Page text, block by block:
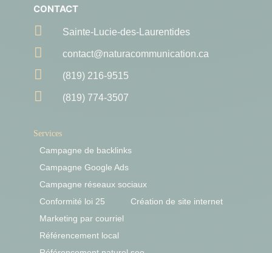
CONTACT
 Sainte-Lucie-des-Laurentides
 contact@naturacommunication.ca
 (819) 216-9515
 (819) 774-3507
Services
Campagne de backlinks
Campagne Google Ads
Campagne réseaux sociaux
Conformité loi 25
Création de site internet
Marketing par courriel
Référencement local